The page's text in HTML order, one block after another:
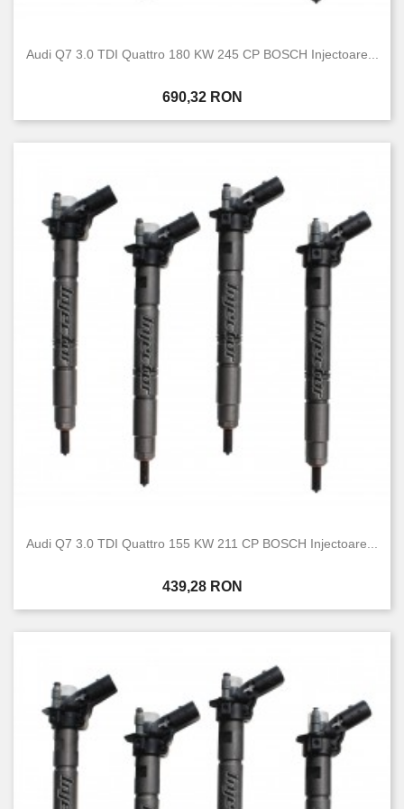
Audi Q7 3.0 TDI Quattro 180 KW 245 CP BOSCH Injectoare...
Pret
690,32 RON
Audi Q7 3.0 TDI Quattro 155 KW 211 CP BOSCH Injectoare...
Pret
439,28 RON